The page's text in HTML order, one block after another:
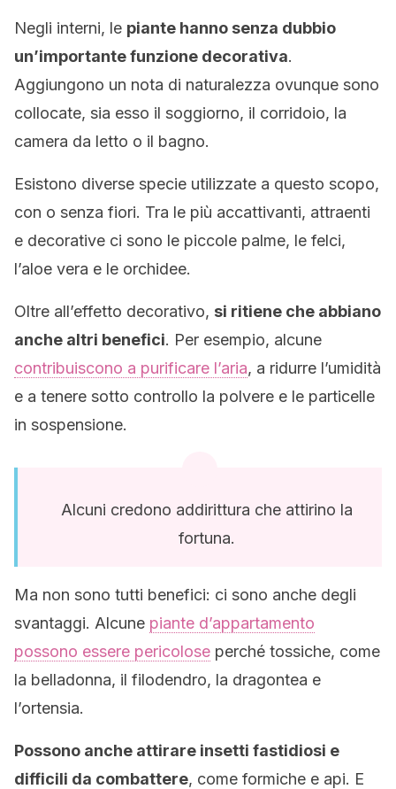
Negli interni, le piante hanno senza dubbio
un’importante funzione decorativa.
Aggiungono un nota di naturalezza ovunque sono
collocate, sia esso il soggiorno, il corridoio, la
camera da letto o il bagno.
Esistono diverse specie utilizzate a questo scopo,
con o senza fiori. Tra le più accattivanti, attraenti
e decorative ci sono le piccole palme, le felci,
l’aloe vera e le orchidee.
Oltre all’effetto decorativo, si ritiene che abbiano
anche altri benefici. Per esempio, alcune
contribuiscono a purificare l’aria, a ridurre l’umidità
e a tenere sotto controllo la polvere e le particelle
in sospensione.
Alcuni credono addirittura che attirino la
fortuna.
Ma non sono tutti benefici: ci sono anche degli
svantaggi. Alcune piante d’appartamento
possono essere pericolose perché tossiche, come
la belladonna, il filodendro, la dragontea e
l’ortensia.
Possono anche attirare insetti fastidiosi e
difficili da combattere, come formiche e api. E